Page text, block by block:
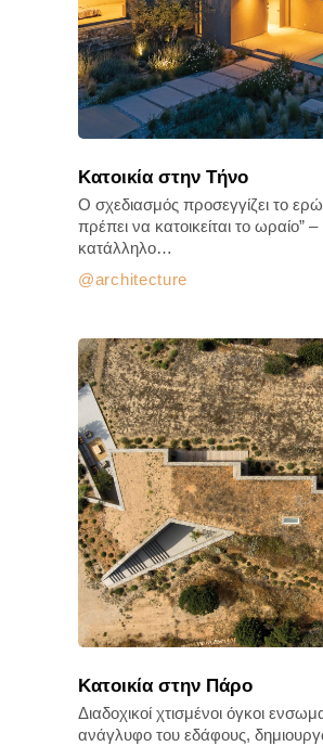
Κατοικία στην Τήνο
architecture
Ο σχεδιασμός προσεγγίζει το
πρέπει να κατοικείται το ωραίο”
κατάλληλο…
Κατοικία στην Πάρο
Διαδοχικοί χτισμένοι όγκοι
ανάγλυφο του εδάφους,